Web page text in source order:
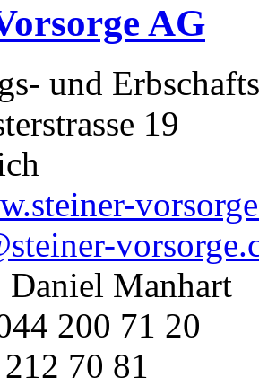
AG
und
19
Daniel Manhart
200 71 20
70 81